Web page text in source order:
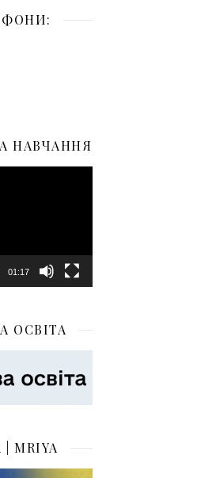
НАВЧАННЯ
01:17
ОСВІТА
| MRIYA